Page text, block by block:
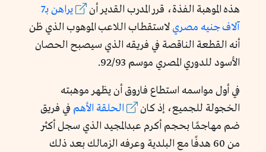
هذه الموهبة الفذة، قرر المدرب القدير أن
يراهن بـ7
آلاف جنيه مصري لاستقطاب اللاعب الموهوب الذي ظن
أنه القطعة الناقصة في فريقه الذي سيصبح الحصان
الأسود للدوري المصري موسم 92/93.
في أول مواسمه استطاع فاروق أن يظهر موهبته
الخجولة للجميع، إذ كان
الحلقة الأهم في فريق
ضم مهاجمًا بحجم أكرم عبدالمجيد الذي سجل أكثر
من 60 هدفًا مع البلدية وعرفه الزمالك بعد ذلك